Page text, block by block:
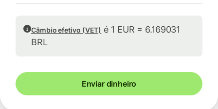
Câmbio efetivo (VET) é 1 EUR = 6.169031
BRL
Enviar dinheiro